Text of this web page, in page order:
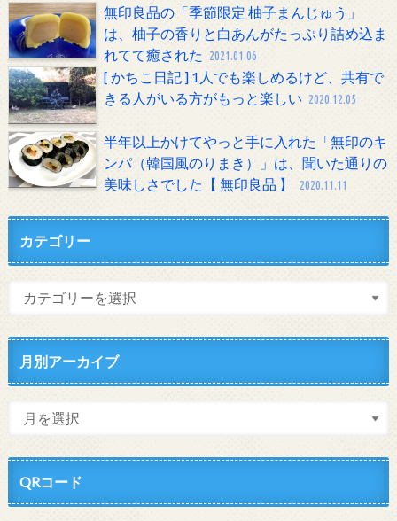
無印良品の「季節限定 柚子まんじゅう」
は、柚子の香りと白あんがたっぷり詰め込ま
れてて癒された
2021.01.06
[ かちこ日記 ] 1人でも楽しめるけど、共有で
きる人がいる方がもっと楽しい 2020.12.05
半年以上かけてやっと手に入れた「無印のキ
ンパ（韓国風のりまき）」は、聞いた通りの
美味しさでした【 無印良品 】
2020.11.11
カテゴリー
月別アーカイブ
QRコード